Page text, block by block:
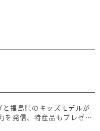
と福島県のキッズモデルが
を発信、特産品もプレゼン